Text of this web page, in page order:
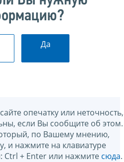
Да
опечатку или неточность,
если Вы сообщите об этом.
по Вашему мнению,
и нажмите на клавиатуре
+ Enter или нажмите сюда.